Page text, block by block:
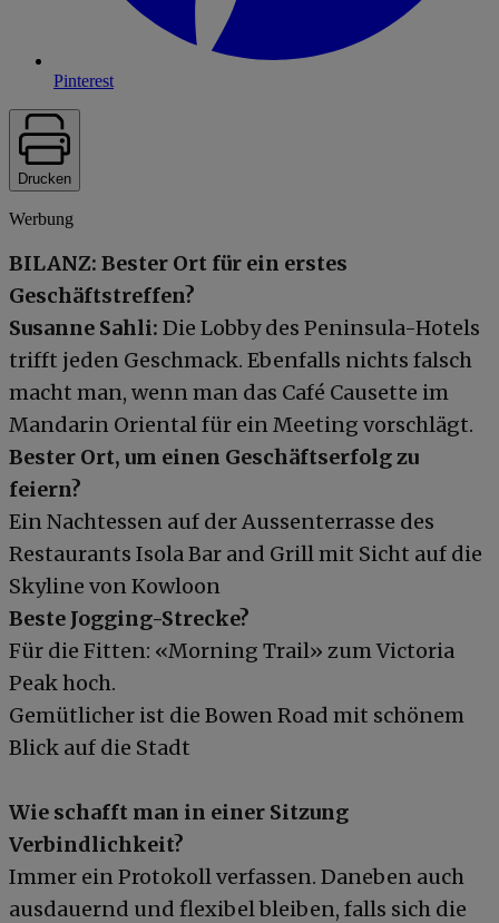
Pinterest
Drucken
Werbung
BILANZ: Bester Ort für ein erstes
Geschäftstreffen?
Susanne Sahli: Die Lobby des Peninsula-Hotels
trifft jeden Geschmack. Ebenfalls nichts falsch
macht man, wenn man das Café Causette im
Mandarin Oriental für ein Meeting vorschlägt.
Bester Ort, um einen Geschäftserfolg zu
feiern?
Ein Nachtessen auf der Aussenterrasse des
Restaurants Isola Bar and Grill mit Sicht auf die
Skyline von Kowloon
Beste Jogging-Strecke?
Für die Fitten: «Morning Trail» zum Victoria
Peak hoch.
Gemütlicher ist die Bowen Road mit schönem
Blick auf die Stadt
Wie schafft man in einer Sitzung
Verbindlichkeit?
Immer ein Protokoll verfassen. Daneben auch
ausdauernd und flexibel bleiben, falls sich die